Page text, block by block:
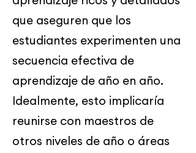
que aseguren que los
estudiantes experimenten una
secuencia efectiva de
aprendizaje de año en año.
Idealmente, esto implicaría
reunirse con maestros de
otros niveles de año o áreas